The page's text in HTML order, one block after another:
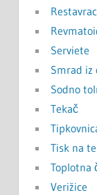
Serviete
Smrad iz
Sodno
Tekač
Tisk na
Toplotna
Verižice